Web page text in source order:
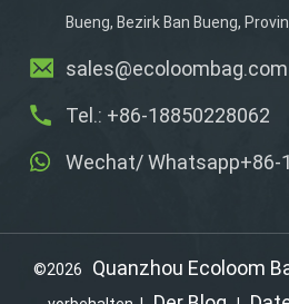
Bueng, Bezirk Ban Bueng,
sales@ecoloombag.com
Tel.: +86-18850228062
Wechat/ Whatsapp+86-
©2026 Quanzhou Ecoloom